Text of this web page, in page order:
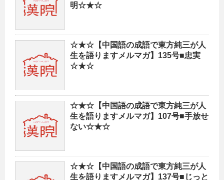
明☆★☆
☆★☆【中国語の成語で東方純三が人
生を語りますメルマガ】135号■忠実
☆★☆
☆★☆【中国語の成語で東方純三が人
生を語りますメルマガ】107号■手放せ
ない☆★☆
☆★☆【中国語の成語で東方純三が人
生を語りますメルマガ】137号■じっと